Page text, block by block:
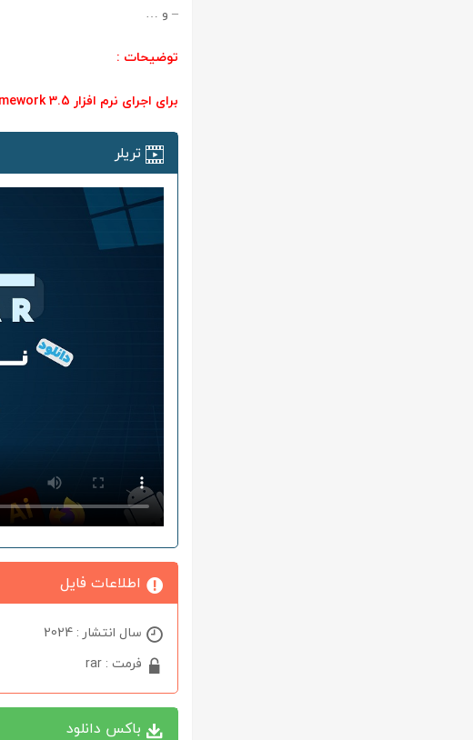
– و …
توضیحات :
برای اجرای نرم افزار NET Framework 3.5 به بالا باید نصب باشه.
تریلر
اطلاعات فایل
سال انتشار : 2024
فرمت : rar
باکس دانلود